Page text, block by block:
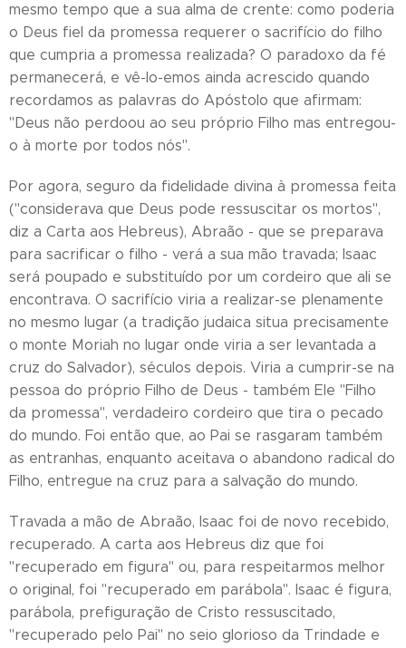
mesmo tempo que a sua alma de crente: como poderia
o Deus fiel da promessa requerer o sacrifício do filho
que cumpria a promessa realizada? O paradoxo da fé
permanecerá, e vê-lo-emos ainda acrescido quando
recordamos as palavras do Apóstolo que afirmam:
"Deus não perdoou ao seu próprio Filho mas entregou-
o à morte por todos nós".
Por agora, seguro da fidelidade divina à promessa feita
("considerava que Deus pode ressuscitar os mortos",
diz a Carta aos Hebreus), Abraão - que se preparava
para sacrificar o filho - verá a sua mão travada; Isaac
será poupado e substituído por um cordeiro que ali se
encontrava. O sacrifício viria a realizar-se plenamente
no mesmo lugar (a tradição judaica situa precisamente
o monte Moriah no lugar onde viria a ser levantada a
cruz do Salvador), séculos depois. Viria a cumprir-se na
pessoa do próprio Filho de Deus - também Ele "Filho
da promessa", verdadeiro cordeiro que tira o pecado
do mundo. Foi então que, ao Pai se rasgaram também
as entranhas, enquanto aceitava o abandono radical do
Filho, entregue na cruz para a salvação do mundo.
Travada a mão de Abraão, Isaac foi de novo recebido,
recuperado. A carta aos Hebreus diz que foi
"recuperado em figura" ou, para respeitarmos melhor
o original, foi "recuperado em parábola". Isaac é figura,
parábola, prefiguração de Cristo ressuscitado,
"recuperado pelo Pai" no seio glorioso da Trindade e